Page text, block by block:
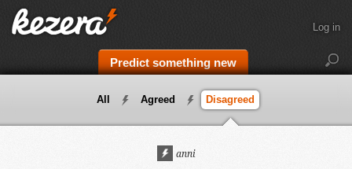
Predict something new
Log in
All Agreed Disagreed
anni